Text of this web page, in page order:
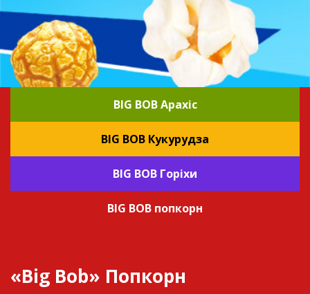
BIG BOB Арахіс
BIG BOB Кукурудза
BIG BOB Горіхи
BIG BOB попкорн
«Big Bob» Попкорн